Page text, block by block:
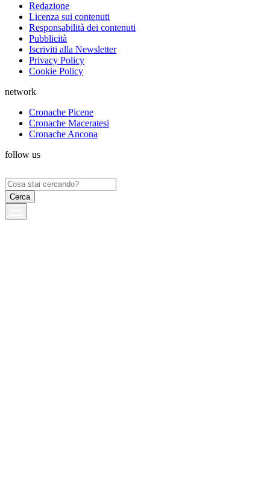
Redazione
Licenza sui contenuti
Responsabilità dei contenuti
Pubblicità
Iscriviti alla Newsletter
Privacy Policy
Cookie Policy
network
Cronache Picene
Cronache Maceratesi
Cronache Ancona
follow us
Ricerca
per: